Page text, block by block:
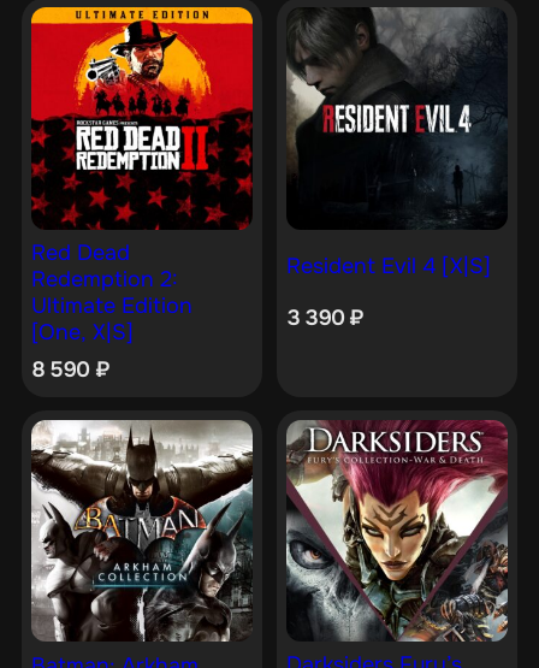
Red Dead
Redemption 2:
Ultimate Edition
[One, X|S]
8 590 ₽
Resident Evil 4 [X|S]
3 390₽